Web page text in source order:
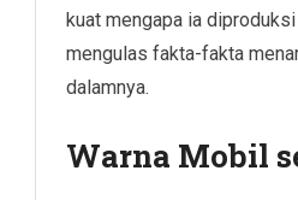
kuat mengapa ia
mengulas fakta-fakta
dalamnya.
Warna Mobil